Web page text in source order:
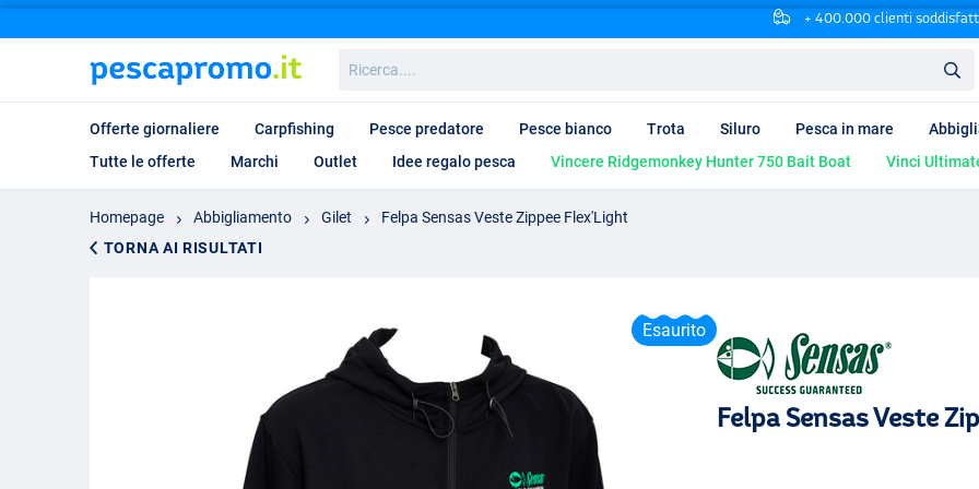
+ 400.000 clienti
Offerte giornaliere Carpfishing Pesce predatore Pesce bianco Trota Siluro Pesca in mare
Tutte le offerte
Marchi Outlet Idee regalo pesca Vincere Ridgemonkey Hunter 750 Bait Boat Vinci
Homepage Abbigliamento Gilet
Felpa Sensas Veste Zippee Flex'Light
TORNA AI RISULTATI
Esaurito
Felpa Sensas Veste